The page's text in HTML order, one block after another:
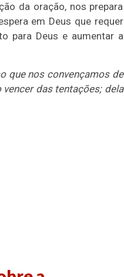
da oração, nos prepara
em Deus que requer
para Deus e aumentar a
que nos convençamos de
das tentações; dela